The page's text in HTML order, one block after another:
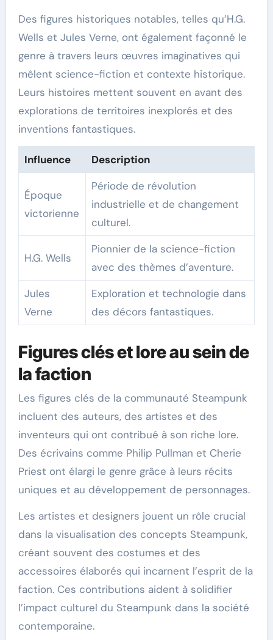
Des figures historiques notables, telles qu’H.G.
Wells et Jules Verne, ont également façonné le
genre à travers leurs œuvres imaginatives qui
mêlent science-fiction et contexte historique.
Leurs histoires mettent souvent en avant des
explorations de territoires inexplorés et des
inventions fantastiques.
Influence Description
Époque
victorienne
Période de révolution
industrielle et de changement
culturel.
H.G. Wells
Pionnier de la science-fiction
avec des thèmes d’aventure.
Jules
Verne
Exploration et technologie dans
des décors fantastiques.
Figures clés et lore au sein de
la faction
Les figures clés de la communauté Steampunk
incluent des auteurs, des artistes et des
inventeurs qui ont contribué à son riche lore.
Des écrivains comme Philip Pullman et Cherie
Priest ont élargi le genre grâce à leurs récits
uniques et au développement de personnages.
Les artistes et designers jouent un rôle crucial
dans la visualisation des concepts Steampunk,
créant souvent des costumes et des
accessoires élaborés qui incarnent l’esprit de la
faction. Ces contributions aident à solidifier
l’impact culturel du Steampunk dans la société
contemporaine.